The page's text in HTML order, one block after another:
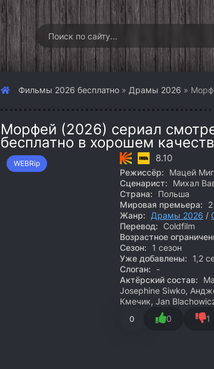
Фильмы 2026 бесплатно » Драмы 2026 »
Морфей (2026) сериал
бесплатно в хорошем
WEBRip 8.10
Режиссёр:
Мацей
Сценарист:
Михал
Страна:
Польша
Мировая премьера:
Жанр:
Драмы 2026 /
Перевод:
Coldfilm
Возрастное
Сезон:
1 сезон
Уже добавлены:
1,2
Слоган:
-
Актёрский состав:
Josephine Siwko,
Кмечик, Jan
0 0 1